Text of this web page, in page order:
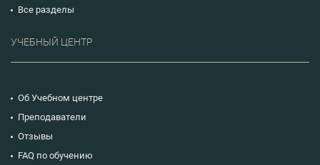
Все разделы
УЧЕБНЫЙ ЦЕНТР
Об Учебном центре
Преподаватели
Отзывы
FAQ по обучению